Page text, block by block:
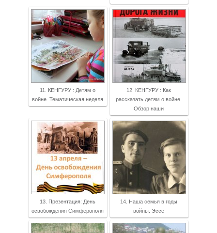
11. КЕНГУРУ : Детям о
войне. Тематическая неделя
12. КЕНГУРУ : Как
рассказать детям о войне.
Обзор наши
13. Презентация: День
освобождения Симферополя
14. Наша семья в годы
войны. Эссе